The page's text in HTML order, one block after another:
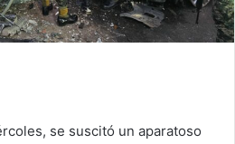
se suscitó un aparatoso